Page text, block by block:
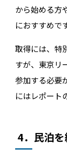
から始める方
におすすめです
取得には、特
すが、東京リ
参加する必要
にはレポート
4．民泊